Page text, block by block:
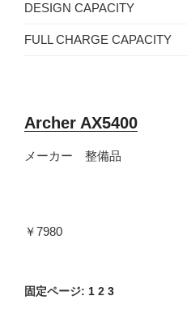
DESIGN CAPACITY
FULL CHARGE CAPACITY
Archer AX5400
メーカー 整備品
￥7980
固定ページ: 1 2 3